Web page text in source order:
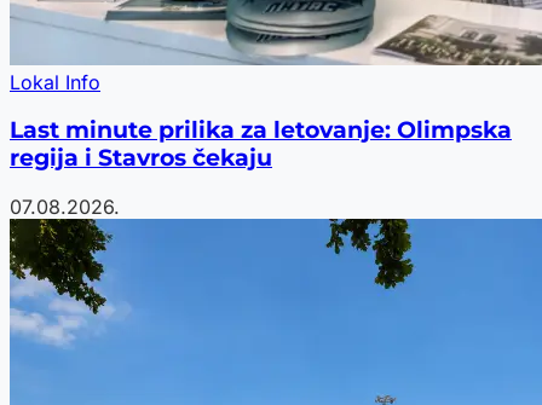
Lokal Info
Last minute prilika za letovanje: Olimpska
regija i Stavros čekaju
07.08.2026.